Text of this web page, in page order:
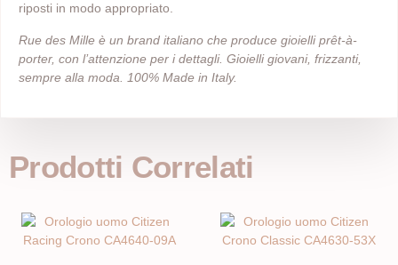
riposti in modo appropriato.
Rue des Mille è un brand italiano che produce gioielli prêt-à-
porter, con l’attenzione per i dettagli. Gioielli giovani, frizzanti,
sempre alla moda. 100% Made in Italy.
Prodotti Correlati